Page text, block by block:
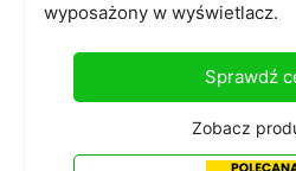
wyposażony w wyświetlacz.
Sprawdź
Zobacz